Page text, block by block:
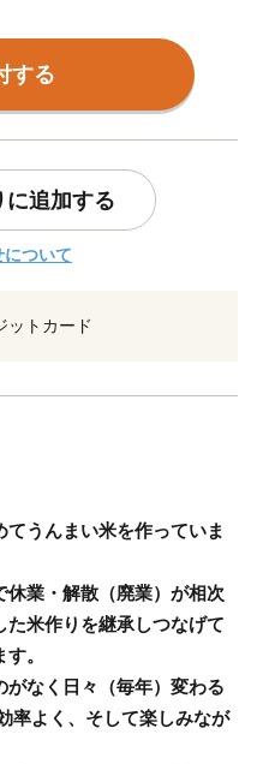
する
に追加する
について
ットカード
てうんまい米を作っていま
業・解散（廃業）が相次
た米作りを継承しつなげて
。
なく日々（毎年）変わる
率よく、そして楽しみなが